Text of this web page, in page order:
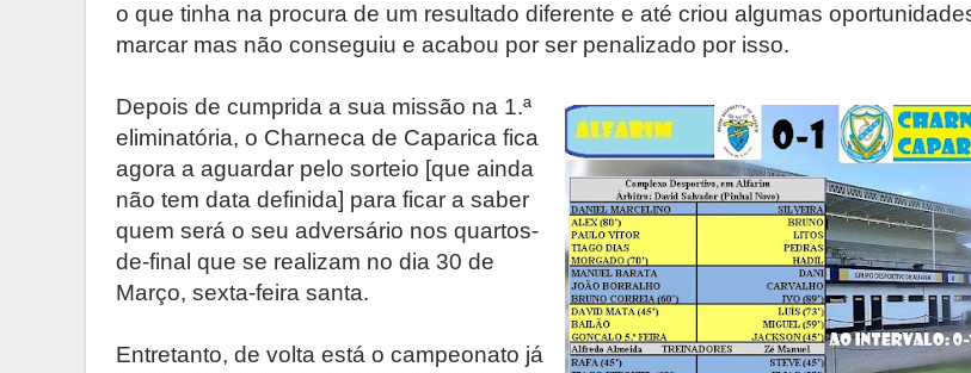
o que tinha na procura de um resultado diferente e até criou algumas
marcar mas não conseguiu e acabou por ser penalizado por isso.
Depois de cumprida a sua missão na 1.ª
eliminatória, o Charneca de Caparica fica
agora a aguardar pelo sorteio [que ainda
não tem data definida] para ficar a saber
quem será o seu adversário nos quartos-
de-final que se realizam no dia 30 de
Março, sexta-feira santa.
Entretanto, de volta está o campeonato já